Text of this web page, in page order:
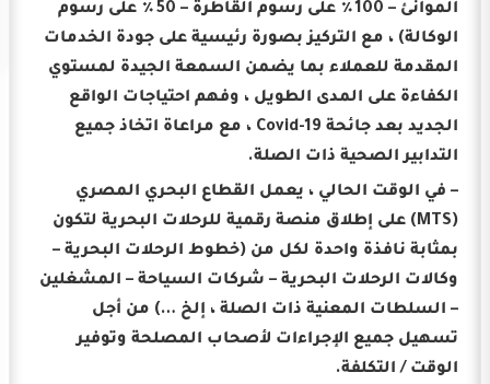
الموانئ – 100٪ على رسوم القاطرة – 50٪ على رسوم
الوكالة) ، مع التركيز بصورة رئيسية على جودة الخدمات
المقدمة للعملاء بما يضمن السمعة الجيدة لمستوي
الكفاءة على المدى الطويل ، وفهم احتياجات الواقع
الجديد بعد جائحة Covid-19 ، مع مراعاة اتخاذ جميع
التدابير الصحية ذات الصلة.
– في الوقت الحالي ، يعمل القطاع البحري المصري
(MTS) على إطلاق منصة رقمية للرحلات البحرية لتكون
بمثابة نافذة واحدة لكل من (خطوط الرحلات البحرية –
وكالات الرحلات البحرية – شركات السياحة – المشغلين
– السلطات المعنية ذات الصلة ، إلخ …) من أجل
تسهيل جميع الإجراءات لأصحاب المصلحة وتوفير
الوقت / التكلفة.